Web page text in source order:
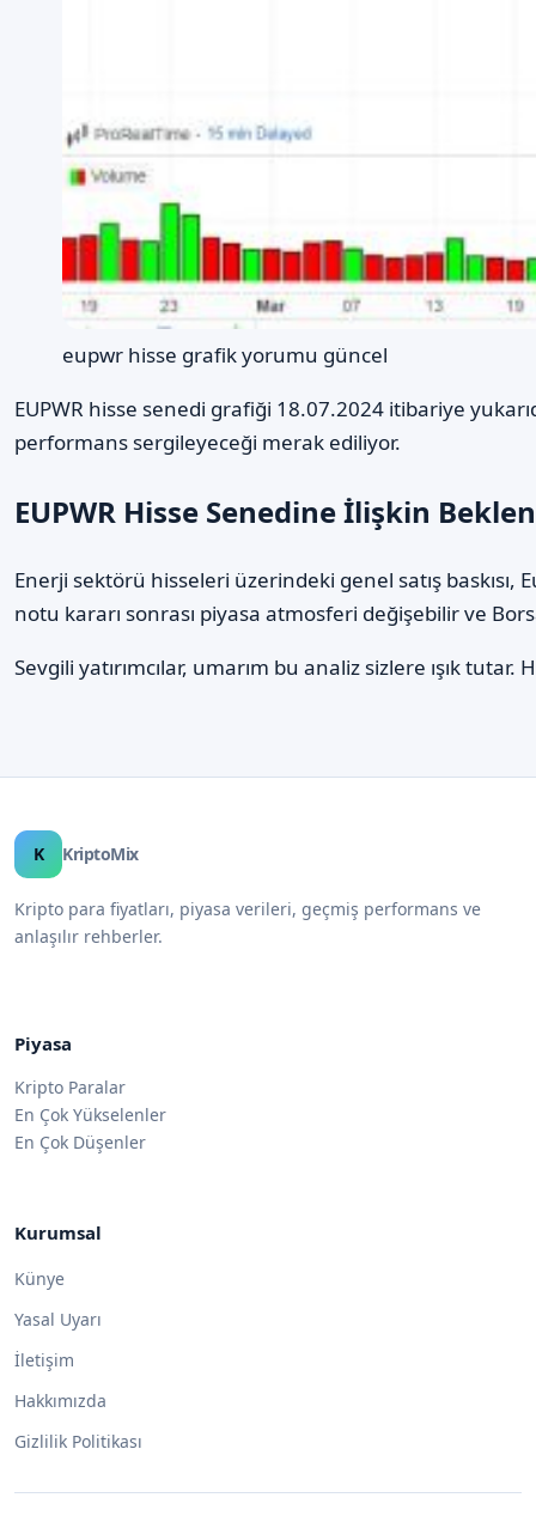
eupwr hisse grafik yorumu güncel
EUPWR hisse senedi grafiği 18.07.2024 itibariye
performans sergileyeceği merak ediliyor.
EUPWR Hisse Senedine İlişkin
Enerji sektörü hisseleri üzerindeki genel satış
notu kararı sonrası piyasa atmosferi değişebilir ve
Sevgili yatırımcılar, umarım bu analiz sizlere ışık
K KriptoMix
Kripto para fiyatları, piyasa verileri, geçmiş performans ve
anlaşılır rehberler.
Piyasa
Kripto Paralar
En Çok Yükselenler
En Çok Düşenler
Kurumsal
Künye
Yasal Uyarı
İletişim
Hakkımızda
Gizlilik Politikası